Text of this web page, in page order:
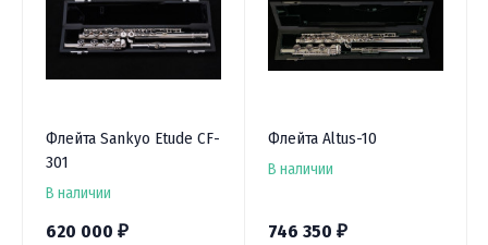
Флейта Sankyo Etude CF-
301
В наличии
620 000 ₽
Флейта Altus-10
В наличии
746 350 ₽